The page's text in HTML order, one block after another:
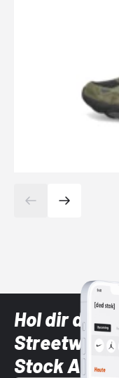
Hol dir die
Stock App